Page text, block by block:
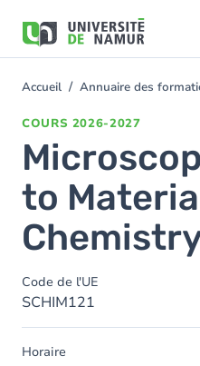
contenu
You
Accueil Annuaire des
COURS 2026-2027
to
Code de l'UE
SCHIM121
Horaire